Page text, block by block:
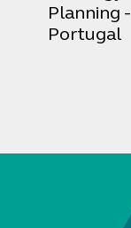
Planning
Portugal